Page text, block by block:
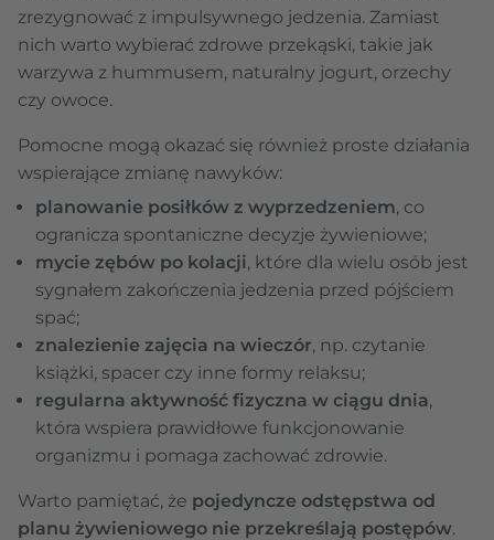
zrezygnować z impulsywnego jedzenia. Zamiast
nich warto wybierać zdrowe przekąski, takie jak
warzywa z hummusem, naturalny jogurt, orzechy
czy owoce.
Pomocne mogą okazać się również proste działania
wspierające zmianę nawyków:
planowanie posiłków z wyprzedzeniem, co
ogranicza spontaniczne decyzje żywieniowe;
mycie zębów po kolacji, które dla wielu osób jest
sygnałem zakończenia jedzenia przed pójściem
spać;
znalezienie zajęcia na wieczór, np. czytanie
książki, spacer czy inne formy relaksu;
regularna aktywność fizyczna w ciągu dnia,
która wspiera prawidłowe funkcjonowanie
organizmu i pomaga zachować zdrowie.
Warto pamiętać, że pojedyncze odstępstwa od
planu żywieniowego nie przekreślają postępów.